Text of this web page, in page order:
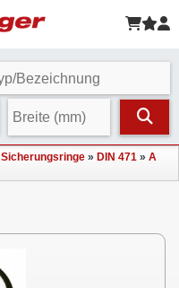
Sicherungsringe » DIN 471 » A